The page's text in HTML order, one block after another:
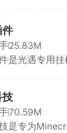
，能分享存档
能抽游戏 KEY
微调单机用它
件
25.83M
是光遇专用挂
、一键托管
刷图时间，快
等资源。
技
70.59M
是专为